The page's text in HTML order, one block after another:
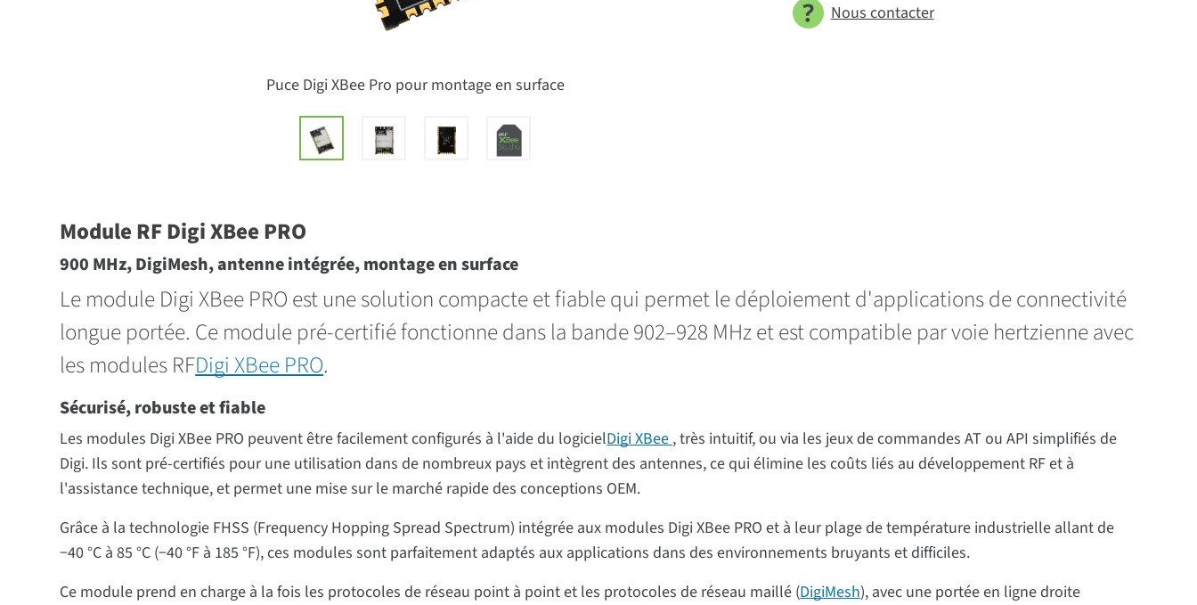
Puce Digi XBee Pro pour montage en surface
Nous contacter
Module RF Digi XBee PRO
900 MHz, DigiMesh, antenne intégrée, montage en surface
Le module Digi XBee PRO est une solution compacte et fiable qui permet le déploiement d'applications de connectivité
longue portée. Ce module pré-certifié fonctionne dans la bande 902–928 MHz et est compatible par voie hertzienne avec
les modules RFDigi XBee PRO.
Sécurisé, robuste et fiable
Les modules Digi XBee PRO peuvent être facilement configurés à l'aide du logicielDigi XBee, très intuitif, ou via les jeux de commandes AT ou API simplifiés de
Digi. Ils sont pré-certifiés pour une utilisation dans de nombreux pays et intègrent des antennes, ce qui élimine les coûts liés au développement RF et à
l'assistance technique, et permet une mise sur le marché rapide des conceptions OEM.
Grâce à la technologie FHSS (Frequency Hopping Spread Spectrum) intégrée aux modules Digi XBee PRO et à leur plage de température industrielle allant de
−40 °C à 85 °C (−40 °F à 185 °F), ces modules sont parfaitement adaptés aux applications dans des environnements bruyants et difficiles.
Ce module prend en charge à la fois les protocoles de réseau point à point et les protocoles de réseau maillé (DigiMesh), avec une portée en ligne droite